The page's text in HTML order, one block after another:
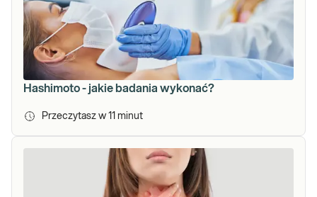
Hashimoto - jakie badania wykonać?
Przeczytasz w 11 minut